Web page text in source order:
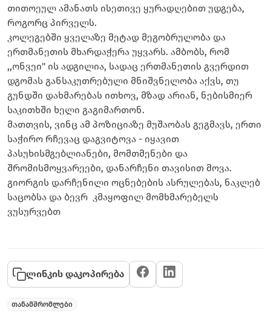
თითოეულ ამანათს ისეთივე ყურადღებით უდგება,
როგორც პირველს.
კოლეგებში ყველაზე მეტად მეგობრულობა და
ერთმანეთის მხარდაჭერა უყვარს. ამბობს, რომ
,,ონვეი" ის ადგილია, სადაც ერთმანეთის გვერდით
დგომას განსაკუთრებული მნიშვნელობა აქვს, თუ
გუნდში დახმარებას ითხოვ, მზად არიან, ნებისმიერ
საკითხში ხელი გაგიმართონ.
მათთვის, ვინც ამ პოზიციაზე მუშაობას გეგმავს, ერთი
საჭირო რჩევაც დაგვიტოვა - იყავით
პასუხისმგებლიანები, მომთმენები და
შრომისმოყვარეები, დანარჩენი თავისით მოვა.
გიორგის დარჩენილი ოცნებების ასრულებას, ნაკლებ
საცობსა და ბევრ კმაყოფილ მომხმარებელს
ვუსურვებთ
თანამშრომლები
ლინკის დაკოპირება